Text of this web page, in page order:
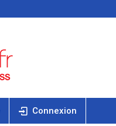
Connexion